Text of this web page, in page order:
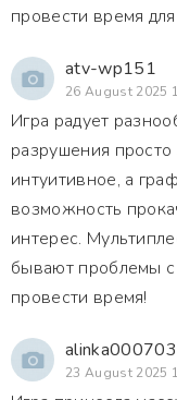
провести время
atv-wp151
26 August 2025
Игра радует
разрушения
интуитивное, а
возможность
интерес.
бывают проблемы с
провести время!
alinka000703
23 August 2025